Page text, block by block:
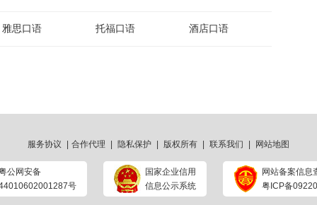
雅思口语 托福口语 酒店口语
服务协议 合作代理 隐私保护 版权所有 联系我们 网站地图
公网安备
号
国家企业信用
信息公示系统
网站备案信息
粤ICP备